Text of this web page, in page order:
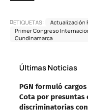
ETIQUETAS: Actualización
Primer Congreso
Cundinamarca
Últimas Noticias
PGN formuló
Cota por presuntas
discriminatorias